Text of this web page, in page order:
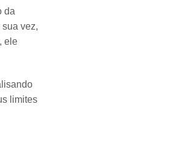
da
vez,
ele
limites